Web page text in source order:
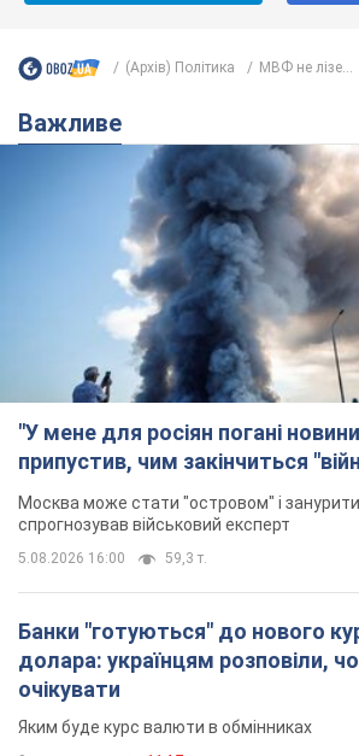
"У мене для росіян погані
припустив, чим закінчиться
Москва може стати "островом" і
спрогнозував військовий експерт
59,3 т.
Банки "готуються" до нового
долара: українцям розповіли,
очікувати
9 годин тому 114,7 т.
"Джипінг руйнує екосистеми, які
формувалися сотні років": у
Greenpeace забили на сполох
У високогір'ї розташовані альпійські та
комплекси, які формувалися протягом